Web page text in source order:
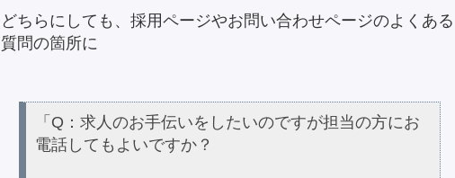
どちらにしても、採用ページやお問い合わせページのよくある
質問の箇所に
「Q：求人のお手伝いをしたいのですが担当の方にお
電話してもよいですか？